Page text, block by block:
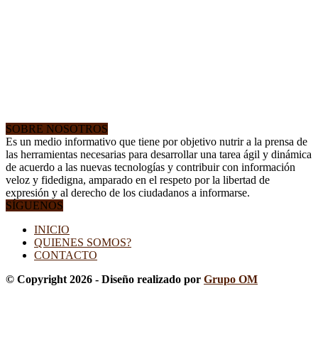
SOBRE NOSOTROS
Es un medio informativo que tiene por objetivo nutrir a la prensa de
las herramientas necesarias para desarrollar una tarea ágil y dinámica
de acuerdo a las nuevas tecnologías y contribuir con información
veloz y fidedigna, amparado en el respeto por la libertad de
expresión y al derecho de los ciudadanos a informarse.
SÍGUENOS
INICIO
QUIENES SOMOS?
CONTACTO
© Copyright 2026 - Diseño realizado por Grupo OM